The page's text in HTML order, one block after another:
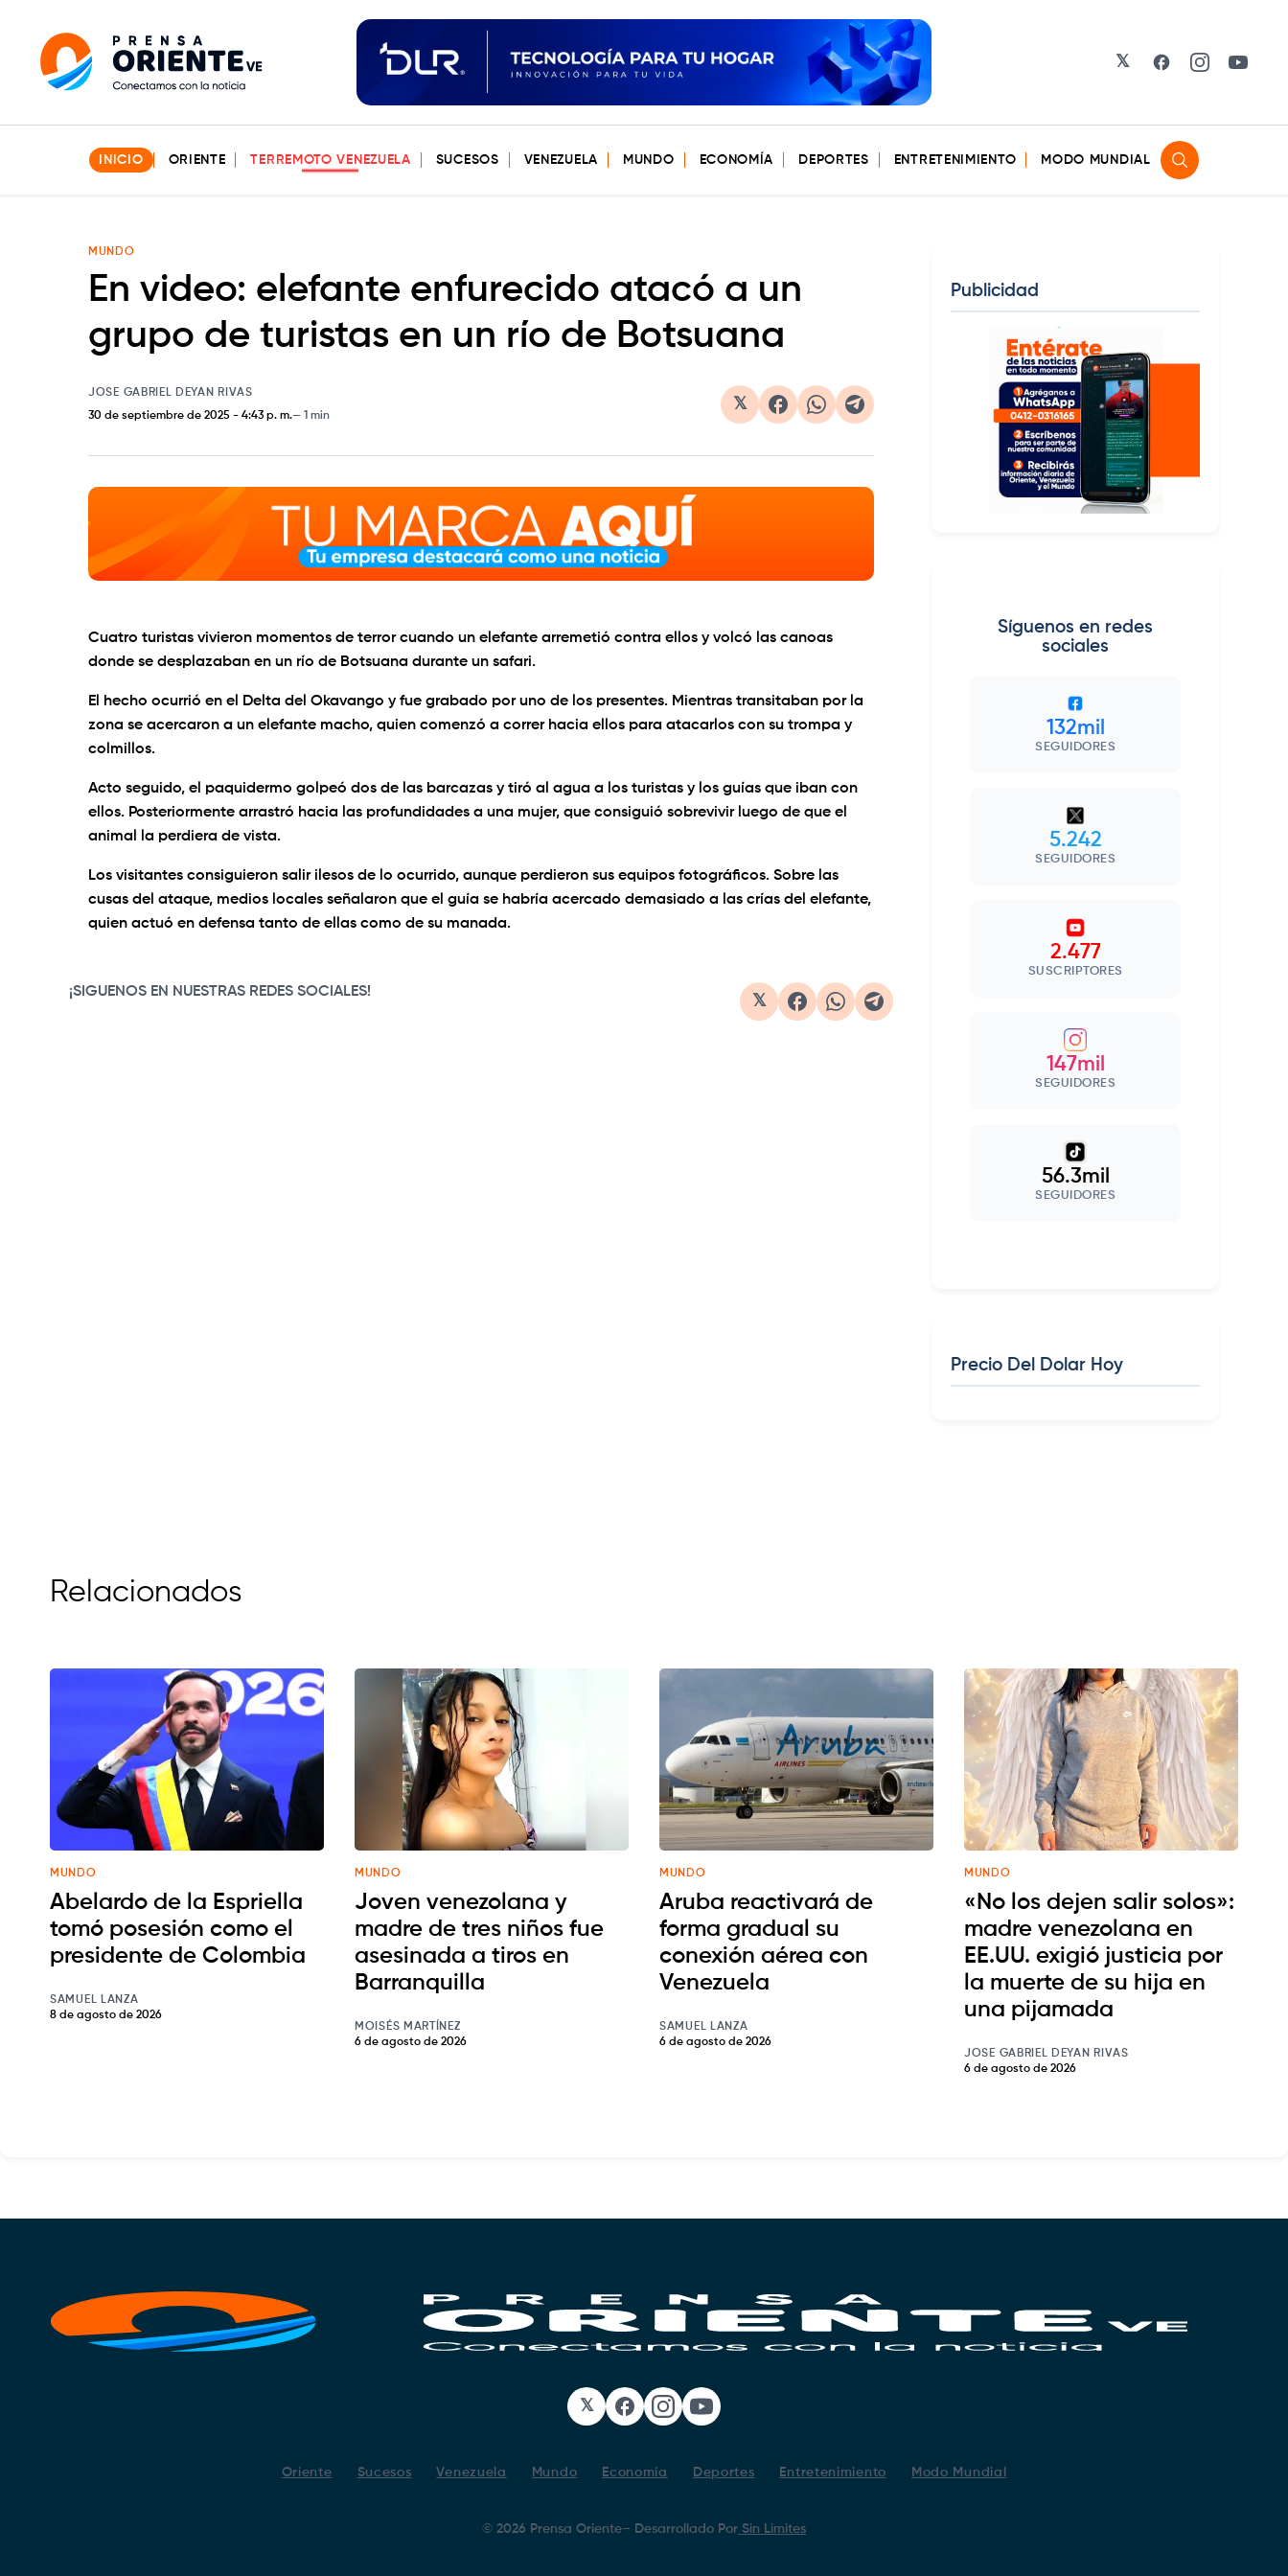
𝕏 Facebook
Instagram
INICIO ORIENTE TERREMOTO VENEZUELA SUCESOS VENEZUELA MUNDO ECONOMÍA DEPORTES ENTRETENIMIENTO MODO MUNDIAL
MUNDO
En video: elefante enfurecido atacó a un
grupo de turistas en un río de Botsuana
JOSE GABRIEL DEYAN RIVAS
30 de septiembre de 2025 - 4:43 p. m. 1 min
𝕏
Cuatro turistas vivieron momentos de terror cuando un elefante arremetió contra ellos y volcó las canoas
donde se desplazaban en un río de Botsuana durante un safari.
El hecho ocurrió en el Delta del Okavango y fue grabado por uno de los presentes. Mientras transitaban por la
zona se acercaron a un elefante macho, quien comenzó a correr hacia ellos para atacarlos con su trompa y
colmillos.
Acto seguido, el paquidermo golpeó dos de las barcazas y tiró al agua a los turistas y los guías que iban con
ellos. Posteriormente arrastró hacia las profundidades a una mujer, que consiguió sobrevivir luego de que el
animal la perdiera de vista.
Los visitantes consiguieron salir ilesos de lo ocurrido, aunque perdieron sus equipos fotográficos. Sobre las
cusas del ataque, medios locales señalaron que el guía se habría acercado demasiado a las crías del elefante,
quien actuó en defensa tanto de ellas como de su manada.
0:00 / 0:43
¡SIGUENOS EN NUESTRAS REDES SOCIALES!
𝕏
Publicidad
Síguenos en redes
sociales
132mil
SEGUIDORES
5.242
SEGUIDORES
2.477
SUSCRIPTORES
147mil
SEGUIDORES
56.3mil
SEGUIDORES
Precio Del Dolar Hoy
Relacionados
MUNDO
Abelardo de la Espriella
tomó posesión como el
presidente de Colombia
SAMUEL LANZA
8 de agosto de 2026
MUNDO
Joven venezolana y
madre de tres niños fue
asesinada a tiros en
Barranquilla
MOISÉS MARTÍNEZ
6 de agosto de 2026
MUNDO
Aruba reactivará de
forma gradual su
conexión aérea con
Venezuela
SAMUEL LANZA
6 de agosto de 2026
MUNDO
«No los dejen salir solos»:
madre venezolana en
EE.UU. exigió justicia por
la muerte de su hija en
una pijamada
JOSE GABRIEL DEYAN RIVAS
6 de agosto de 2026
𝕏 Facebook
Instagram
YouTube
Oriente Sucesos Venezuela Mundo Economía Deportes Entretenimiento Modo Mundial
© 2026 Prensa Oriente– Desarrollado Por Sin Limites